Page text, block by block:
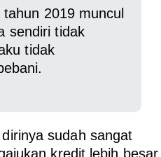
2019 muncul
sendiri tidak
tidak
sudah sangat
kredit lebih besar.